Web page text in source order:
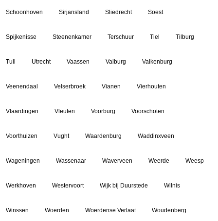
Schoonhoven Sirjansland Sliedrecht Soest
Spijkenisse Steenenkamer Terschuur Tiel Tilburg
Tuil Utrecht Vaassen Valburg Valkenburg
Veenendaal Velserbroek Vianen Vierhouten
Vlaardingen Vleuten Voorburg Voorschoten
Voorthuizen Vught Waardenburg Waddinxveen
Wageningen Wassenaar Waverveen Weerde Weesp
Werkhoven Westervoort Wijk bij Duurstede Wilnis
Winssen Woerden Woerdense Verlaat Woudenberg